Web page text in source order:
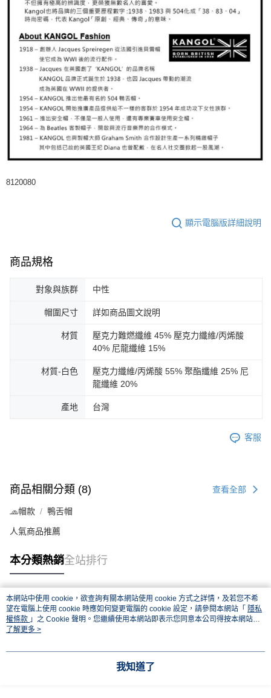
8120080
顯示電腦版詳細說明
商品規格
對象與族群 中性
帽圍尺寸 詳如商品圖文說明
材質
壓克力難燃纖維 45% 壓克力纖維/丙烯酸
40% 尼龍纖維 15%
材質-白色
壓克力纖維/丙烯酸 55% 聚酯纖維 25% 尼
龍纖維 20%
產地 台灣
客服
商品相關分類 (8) 查看全部
🧢帽款 鴨舌帽
人氣商品推薦
本分類熱銷全站排行
熱門標籤
本網站中使用 cookie，欲查詢有關本網站使用 cookie 方式之詳情，及若您不希
望在電腦上使用 cookie 時應如何變更電腦的 cookie 設定，請參閱本網站「 隱私
權條款 」之 Cookie 聲明。您繼續使用本網站即表示您同意本公司得按本網站使
用條款之 Cookie 聲明使用 cookie。
了解更多 >
我知道了